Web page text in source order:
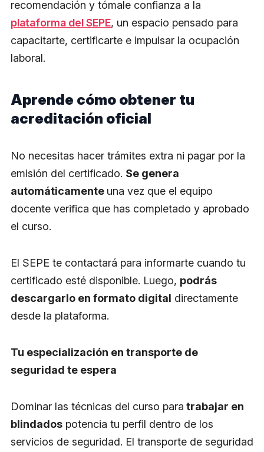
recomendación y tómale confianza a la
plataforma del SEPE, un espacio pensado para
capacitarte, certificarte e impulsar la ocupación
laboral.
Aprende cómo obtener tu
acreditación oficial
No necesitas hacer trámites extra ni pagar por la
emisión del certificado. Se genera
automáticamente una vez que el equipo
docente verifica que has completado y aprobado
el curso.
El SEPE te contactará para informarte cuando tu
certificado esté disponible. Luego, podrás
descargarlo en formato digital directamente
desde la plataforma.
Tu especialización en transporte de
seguridad te espera
Dominar las técnicas del curso para trabajar en
blindados potencia tu perfil dentro de los
servicios de seguridad. El transporte de seguridad